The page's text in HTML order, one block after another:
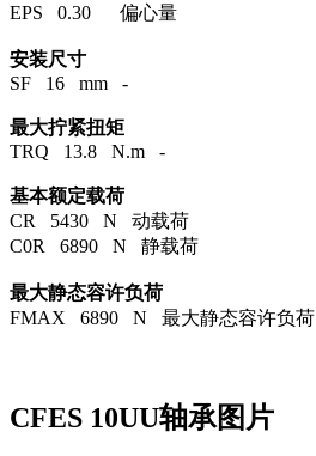
EPS 0.30 偏心量
安装尺寸
SF 16 mm -
最大拧紧扭矩
TRQ 13.8 N.m -
基本额定载荷
CR 5430 N 动载荷
C0R 6890 N 静载荷
最大静态容许负荷
FMAX 6890 N 最大静态容许负荷
CFES 10UU轴承图片